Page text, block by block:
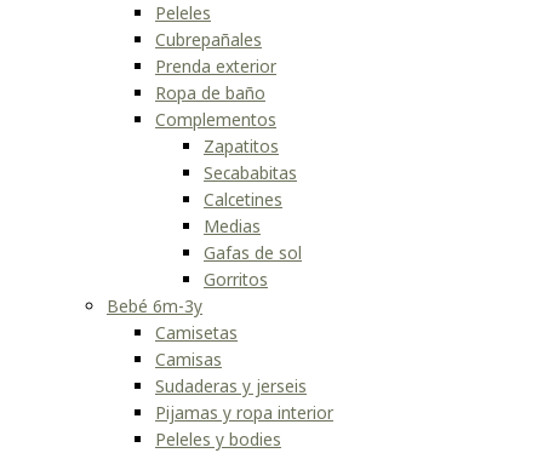
Peleles
Cubrepañales
Prenda exterior
Ropa de baño
Complementos
Zapatitos
Secababitas
Calcetines
Medias
Gafas de sol
Gorritos
Bebé 6m-3y
Camisetas
Camisas
Sudaderas y jerseis
Pijamas y ropa interior
Peleles y bodies